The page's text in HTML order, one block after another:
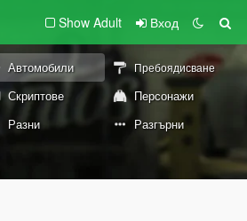
Show Adult Вход
Автомобили Пребоядисване
Скриптове
Персонажи
Разни Разгърни